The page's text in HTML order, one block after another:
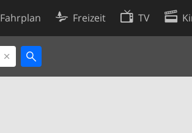
Fahrplan Freizeit TV
Cookie-Richtlinie
Cookie-Einstellungen